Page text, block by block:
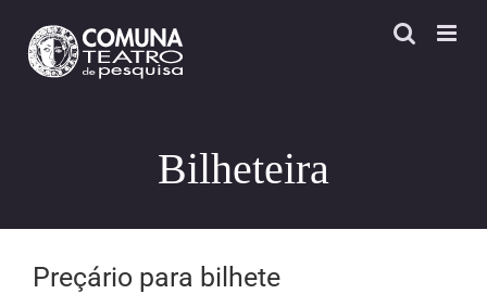
content
Bilheteira
Preçário para bilhete